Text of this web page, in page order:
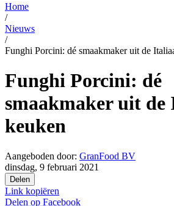
Home
/
Nieuws
/
Funghi Porcini: dé smaakmaker uit de
Funghi Porcini: dé
smaakmaker uit de
keuken
Aangeboden door: GranFood BV
dinsdag, 9 februari 2021
Delen
Link kopiëren
Delen op Facebook